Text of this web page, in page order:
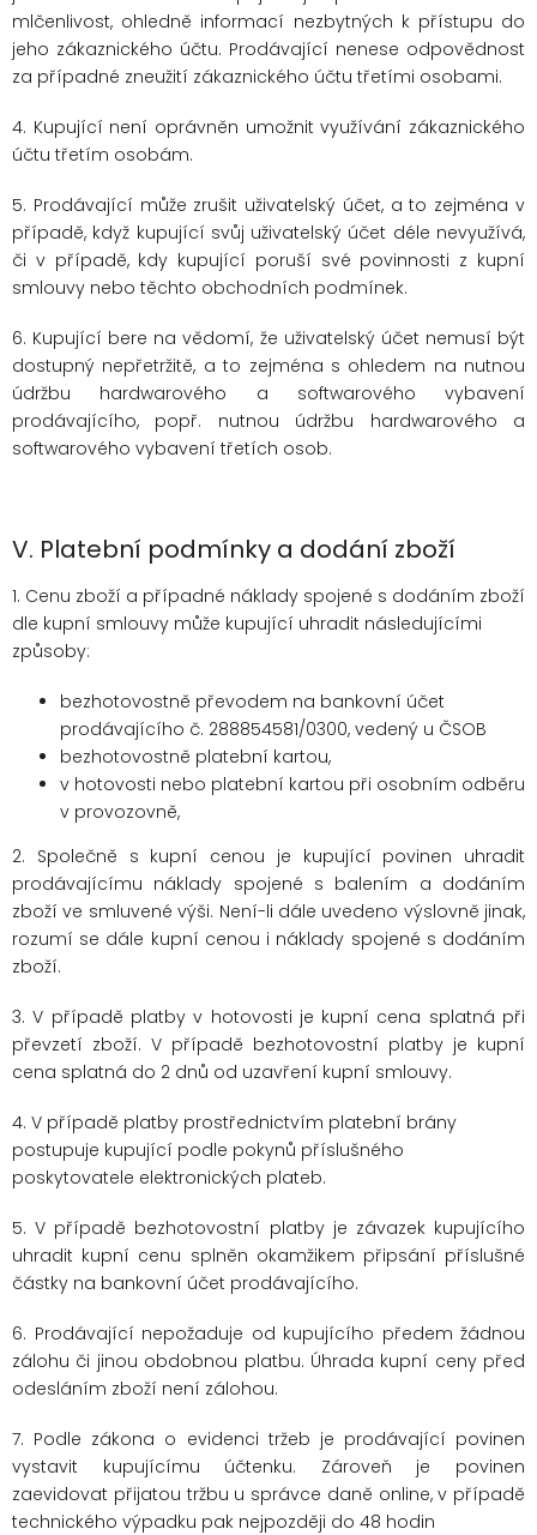
mlčenlivost, ohledně informací nezbytných k přístupu do
jeho zákaznického účtu. Prodávající nenese odpovědnost
za případné zneužití zákaznického účtu třetími osobami.
4. Kupující není oprávněn umožnit využívání zákaznického
účtu třetím osobám.
5. Prodávající může zrušit uživatelský účet, a to zejména v
případě, když kupující svůj uživatelský účet déle nevyužívá,
či v případě, kdy kupující poruší své povinnosti z kupní
smlouvy nebo těchto obchodních podmínek.
6. Kupující bere na vědomí, že uživatelský účet nemusí být
dostupný nepřetržitě, a to zejména s ohledem na nutnou
údržbu hardwarového a softwarového vybavení
prodávajícího, popř. nutnou údržbu hardwarového a
softwarového vybavení třetích osob.
V. Platební podmínky a dodání zboží
1. Cenu zboží a případné náklady spojené s dodáním zboží
dle kupní smlouvy může kupující uhradit následujícími
způsoby:
bezhotovostně převodem na bankovní účet
prodávajícího č. 288854581/0300, vedený u ČSOB
bezhotovostně platební kartou,
v hotovosti nebo platební kartou při osobním odběru
v provozovně,
2. Společně s kupní cenou je kupující povinen uhradit
prodávajícímu náklady spojené s balením a dodáním
zboží ve smluvené výši. Není-li dále uvedeno výslovně jinak,
rozumí se dále kupní cenou i náklady spojené s dodáním
zboží.
3. V případě platby v hotovosti je kupní cena splatná při
převzetí zboží. V případě bezhotovostní platby je kupní
cena splatná do 2 dnů od uzavření kupní smlouvy.
4. V případě platby prostřednictvím platební brány
postupuje kupující podle pokynů příslušného
poskytovatele elektronických plateb.
5. V případě bezhotovostní platby je závazek kupujícího
uhradit kupní cenu splněn okamžikem připsání příslušné
částky na bankovní účet prodávajícího.
6. Prodávající nepožaduje od kupujícího předem žádnou
zálohu či jinou obdobnou platbu. Úhrada kupní ceny před
odesláním zboží není zálohou.
7. Podle zákona o evidenci tržeb je prodávající povinen
vystavit kupujícímu účtenku. Zároveň je povinen
zaevidovat přijatou tržbu u správce daně online, v případě
technického výpadku pak nejpozději do 48 hodin